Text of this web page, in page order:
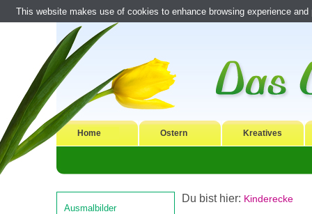
Home Ostern Kreatives
Ausmalbilder
Du bist hier: Kinderecke
This website makes use of cookies to enhance browsing experience